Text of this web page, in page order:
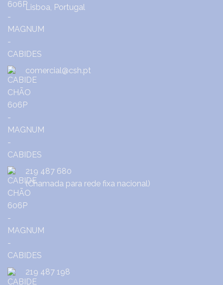
Lisboa, Portugal
comercial@csh.pt
219 487 680
(Chamada para rede fixa nacional)
219 487 198